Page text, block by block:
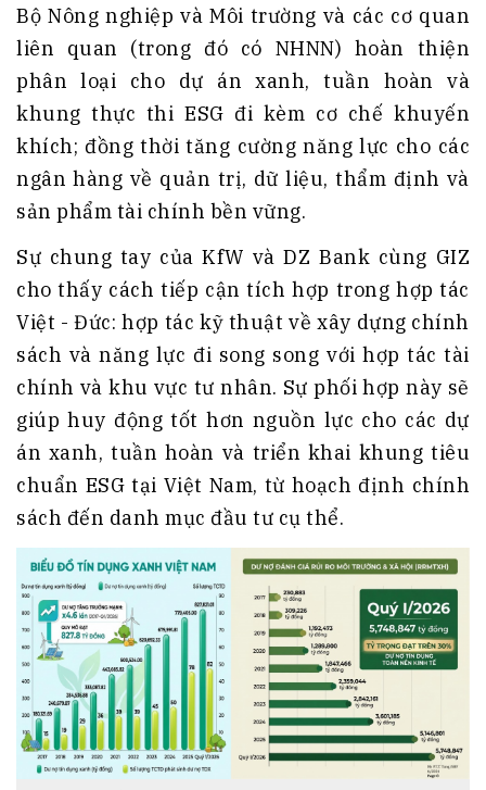
Bộ Nông nghiệp và Môi trường và các cơ quan
liên quan (trong đó có NHNN) hoàn thiện
phân loại cho dự án xanh, tuần hoàn và
khung thực thi ESG đi kèm cơ chế khuyến
khích; đồng thời tăng cường năng lực cho các
ngân hàng về quản trị, dữ liệu, thẩm định và
sản phẩm tài chính bền vững.
Sự chung tay của KfW và DZ Bank cùng GIZ
cho thấy cách tiếp cận tích hợp trong hợp tác
Việt - Đức: hợp tác kỹ thuật về xây dựng chính
sách và năng lực đi song song với hợp tác tài
chính và khu vực tư nhân. Sự phối hợp này sẽ
giúp huy động tốt hơn nguồn lực cho các dự
án xanh, tuần hoàn và triển khai khung tiêu
chuẩn ESG tại Việt Nam, từ hoạch định chính
sách đến danh mục đầu tư cụ thể.